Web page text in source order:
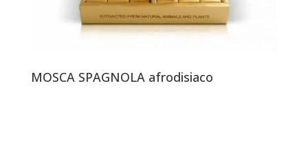
MOSCA SPAGNOLA afrodisiaco